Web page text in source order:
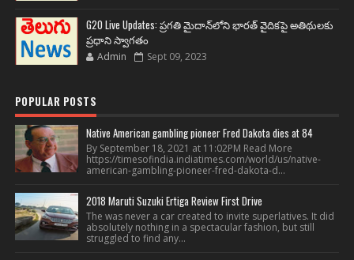
G20 Live Updates: ప్రగతి మైదాన్‌లోని భారత్ వైదికపై అతిథులకు
ప్రధాని స్వాగతం
Admin Sept 09, 2023
POPULAR POSTS
Native American gambling pioneer Fred Dakota dies at 84
By September 18, 2021 at 11:02PM Read More
https://timesofindia.indiatimes.com/world/us/native-
american-gambling-pioneer-fred-dakota-d...
2018 Maruti Suzuki Ertiga Review First Drive
The was never a car created to invite superlatives. It did
absolutely nothing in a spectacular fashion, but still
struggled to find any...